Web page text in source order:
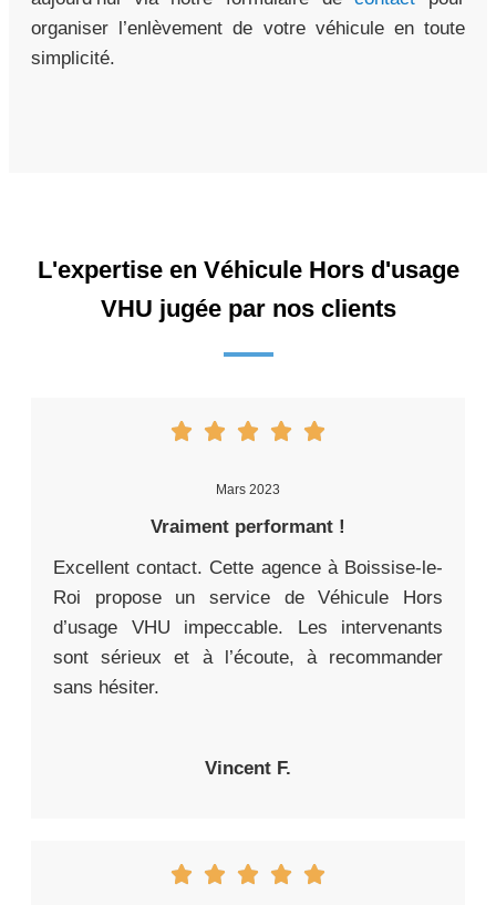
organiser l’enlèvement de votre véhicule en toute
simplicité.
L'expertise en Véhicule Hors d'usage
VHU jugée par nos clients
Mars 2023
Vraiment performant !
Excellent contact. Cette agence à Boissise-le-
Roi propose un service de Véhicule Hors
d’usage VHU impeccable. Les intervenants
sont sérieux et à l’écoute, à recommander
sans hésiter.
Vincent F.